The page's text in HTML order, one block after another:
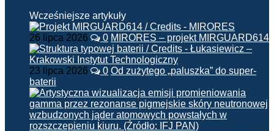
Wcześniejsze artykuły
26 lipca 2026 0 MIRORES – projekt MIRGUARD614
23 lipca 2026 0 Od zużytego „paluszka” do super-
baterii